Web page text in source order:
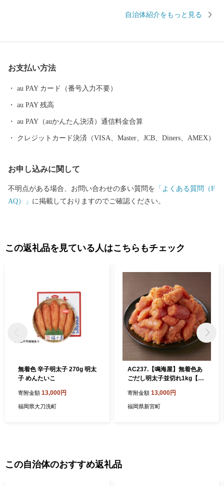
れているとともに、東北部の四王寺山や乙金山、南部の牛頸山な
だき、ご協力ご支援いただきますようお願い申し上げます。
自治体紹介をもっと見る
お支払い方法
au PAY カード（番号入力不要）
au PAY 残高
au PAY（auかんたん決済）通信料金合算
クレジットカード決済（VISA、Master、JCB、Diners、AMEX）
お申し込みに関して
不明点がある場合、お問い合わせの多い質問を 「よくある質問（F
AQ）」 に掲載しておりますのでご確認ください。
この返礼品を見ている人はこちらもチェック
無着色 辛子明太子 270g 明太
子 めんたいこ
寄附金額 13,000円
福岡県大刀洗町
AC237.【鳴海屋】無着色あ
ごだし明太子並切れ1kg【辛
寄附金額 13,000円
福岡県新宮町
この自治体のおすすめ返礼品